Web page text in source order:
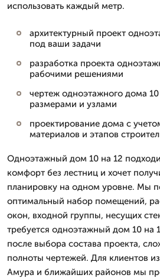
использовать каждый метр.
архитектурный проект
под ваши задачи
разработка проекта
рабочими решениями
чертеж одноэтажного дома
размерами и узлами
проектирование дома с
материалов и этапов
Одноэтажный дом 10 на 12
комфорт без лестниц и хочет
планировку на одном уровне. Мы
оптимальный набор помещений,
окон, входной группы, несущих
требуется одноэтажный дом 10 на
после выбора состава проекта,
полноты чертежей. Для клиентов
Амура и ближайших районов мы